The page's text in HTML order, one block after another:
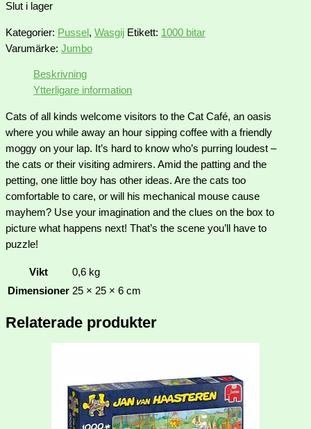
Slut i lager
Kategorier: Pussel , Wasgij Etikett: 1000 bitar
Varumärke: Jumbo
Beskrivning
Ytterligare information
Cats of all kinds welcome visitors to the Cat Café, an oasis
where you while away an hour sipping coffee with a friendly
moggy on your lap. It’s hard to know who’s purring loudest –
the cats or their visiting admirers. Amid the patting and the
petting, one little boy has other ideas. Are the cats too
comfortable to care, or will his mechanical mouse cause
mayhem? Use your imagination and the clues on the box to
picture what happens next! That’s the scene you’ll have to
puzzle!
Vikt
0,6 kg
Dimensioner 25 × 25 × 6 cm
Relaterade produkter